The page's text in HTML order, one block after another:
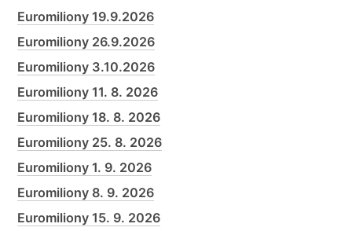
Euromiliony 19.9.2026
Euromiliony 26.9.2026
Euromiliony 3.10.2026
Euromiliony 11. 8. 2026
Euromiliony 18. 8. 2026
Euromiliony 25. 8. 2026
Euromiliony 1. 9. 2026
Euromiliony 8. 9. 2026
Euromiliony 15. 9. 2026